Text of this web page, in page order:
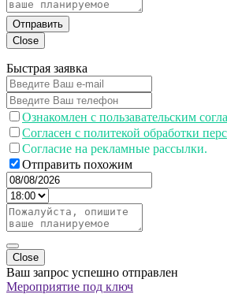
Отправить
Close
Быстрая заявка
Ознакомлен с пользавательским
Согласен с политекой обработки
Согласие на рекламные рассылки.
Отправить похожим
Close
Ваш запрос успешно отправлен
Мероприятие под ключ